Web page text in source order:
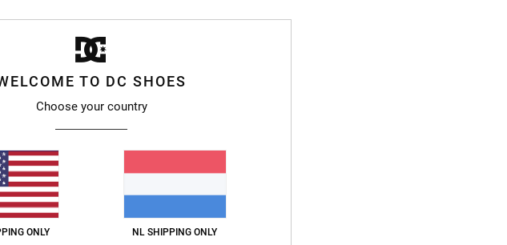
Stag
Unisex Grijs Leren schoenen
TO DC SHOES
Choose your country
ONLY NL SHIPPING ONLY